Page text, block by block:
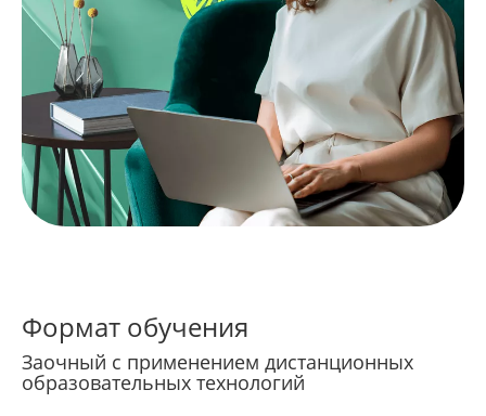
Формат обучения
Заочный с применением дистанционных
образовательных технологий